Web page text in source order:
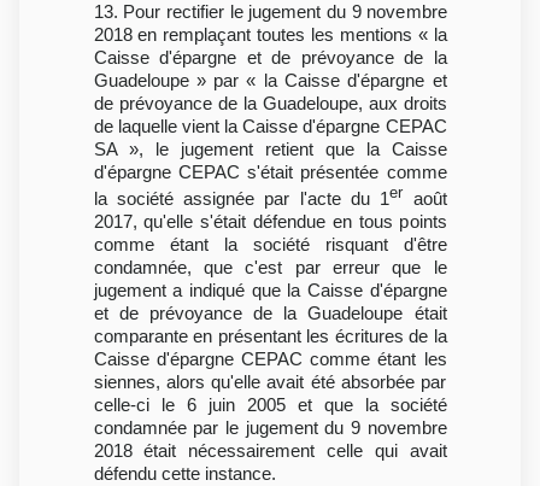
13. Pour rectifier le jugement du 9 novembre
2018 en remplaçant toutes les mentions « la
Caisse d'épargne et de prévoyance de la
Guadeloupe » par « la Caisse d'épargne et
de prévoyance de la Guadeloupe, aux droits
de laquelle vient la Caisse d'épargne CEPAC
SA », le jugement retient que la Caisse
d'épargne CEPAC s'était présentée comme
la société assignée par l'acte du 1er
août
2017, qu'elle s'était défendue en tous points
comme étant la société risquant d'être
condamnée, que c'est par erreur que le
jugement a indiqué que la Caisse d'épargne
et de prévoyance de la Guadeloupe était
comparante en présentant les écritures de la
Caisse d'épargne CEPAC comme étant les
siennes, alors qu'elle avait été absorbée par
celle-ci le 6 juin 2005 et que la société
condamnée par le jugement du 9 novembre
2018 était nécessairement celle qui avait
défendu cette instance.